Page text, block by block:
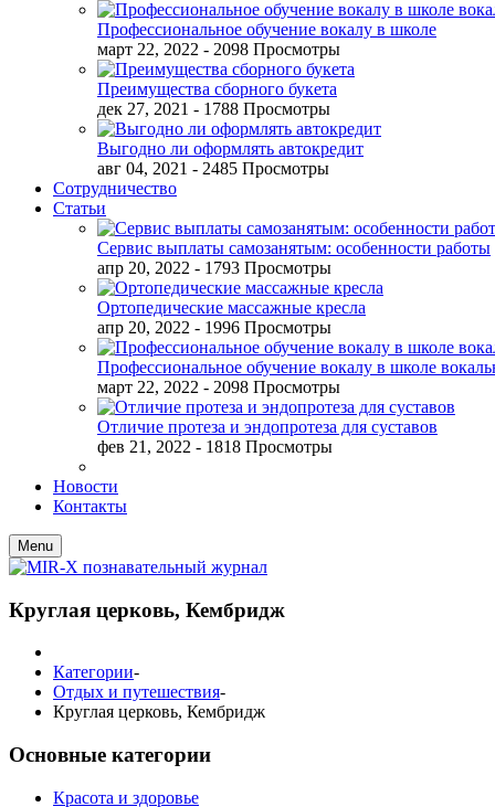
Профессиональное обучение вокалу в школе
март 22, 2022 - 2098 Просмотры
Преимущества сборного букета
дек 27, 2021 - 1788 Просмотры
Выгодно ли оформлять автокредит
авг 04, 2021 - 2485 Просмотры
Сотрудничество
Статьи
Сервис выплаты самозанятым: особенности работы
апр 20, 2022 - 1793 Просмотры
Ортопедические массажные кресла
апр 20, 2022 - 1996 Просмотры
Профессиональное обучение вокалу в школе
март 22, 2022 - 2098 Просмотры
Отличие протеза и эндопротеза для суставов
фев 21, 2022 - 1818 Просмотры
Новости
Контакты
Menu
Круглая церковь, Кембридж
Категории-
Отдых и путешествия-
Круглая церковь, Кембридж
Основные категории
Красота и здоровье